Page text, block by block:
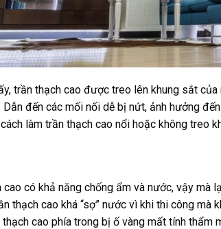
trần thạch cao được treo lên khung sắt
đến các mối nối dễ bị nứt, ảnh hưởng
làm trần thạch cao nổi hoặc không treo
có khả năng chống ẩm và nước, vậy mà
thạch cao khá “sợ” nước vì khi thi công
cao phía trong bị ố vàng mất tính thẩm